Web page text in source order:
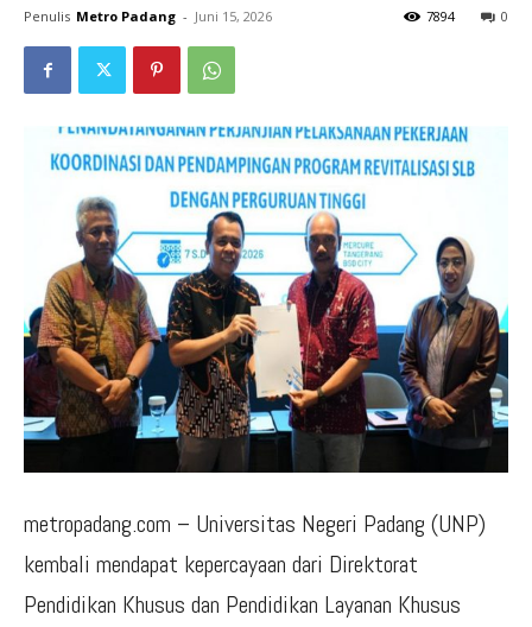
Penulis Metro Padang - Juni 15, 2026 0
7894
metropadang.com – Universitas Negeri Padang (UNP)
kembali mendapat kepercayaan dari Direktorat
Pendidikan Khusus dan Pendidikan Layanan Khusus